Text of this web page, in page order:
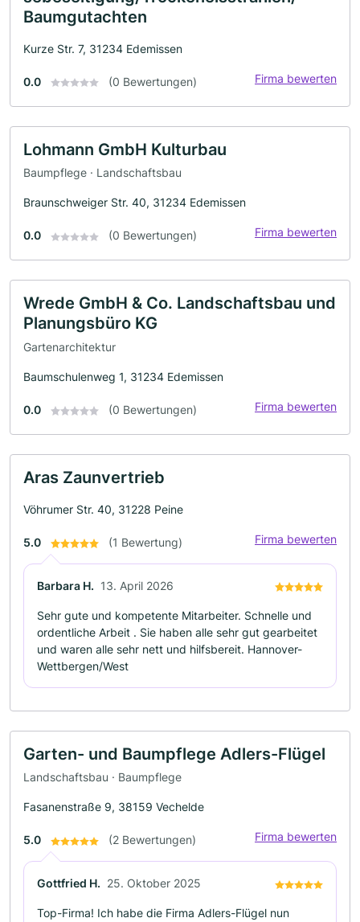
Baumgutachten
Kurze Str. 7, 31234 Edemissen
0.0 (0 Bewertungen) Firma bewerten
Lohmann GmbH Kulturbau
Baumpflege · Landschaftsbau
Braunschweiger Str. 40, 31234 Edemissen
0.0 (0 Bewertungen) Firma bewerten
Wrede GmbH & Co. Landschaftsbau und
Planungsbüro KG
Gartenarchitektur
Baumschulenweg 1, 31234 Edemissen
0.0 (0 Bewertungen) Firma bewerten
Aras Zaunvertrieb
Vöhrumer Str. 40, 31228 Peine
5.0 (1 Bewertung) Firma bewerten
Barbara H. 13. April 2026
Sehr gute und kompetente Mitarbeiter. Schnelle und
ordentliche Arbeit . Sie haben alle sehr gut gearbeitet
und waren alle sehr nett und hilfsbereit. Hannover-
Wettbergen/West
Garten- und Baumpflege Adlers-Flügel
Landschaftsbau · Baumpflege
Fasanenstraße 9, 38159 Vechelde
5.0 (2 Bewertungen) Firma bewerten
Gottfried H. 25. Oktober 2025
Top-Firma! Ich habe die Firma Adlers-Flügel nun